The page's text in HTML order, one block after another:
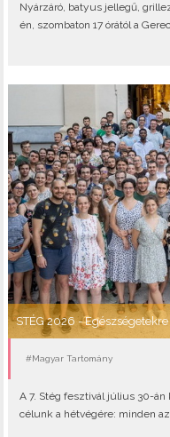
Nyárzáró, batyus jellegű,
én, szombaton 17 órától a
STÉG 2026 -
#Magyar Tartomány
A 7. Stég fesztivál július 30-
célunk a hétvégére: minden